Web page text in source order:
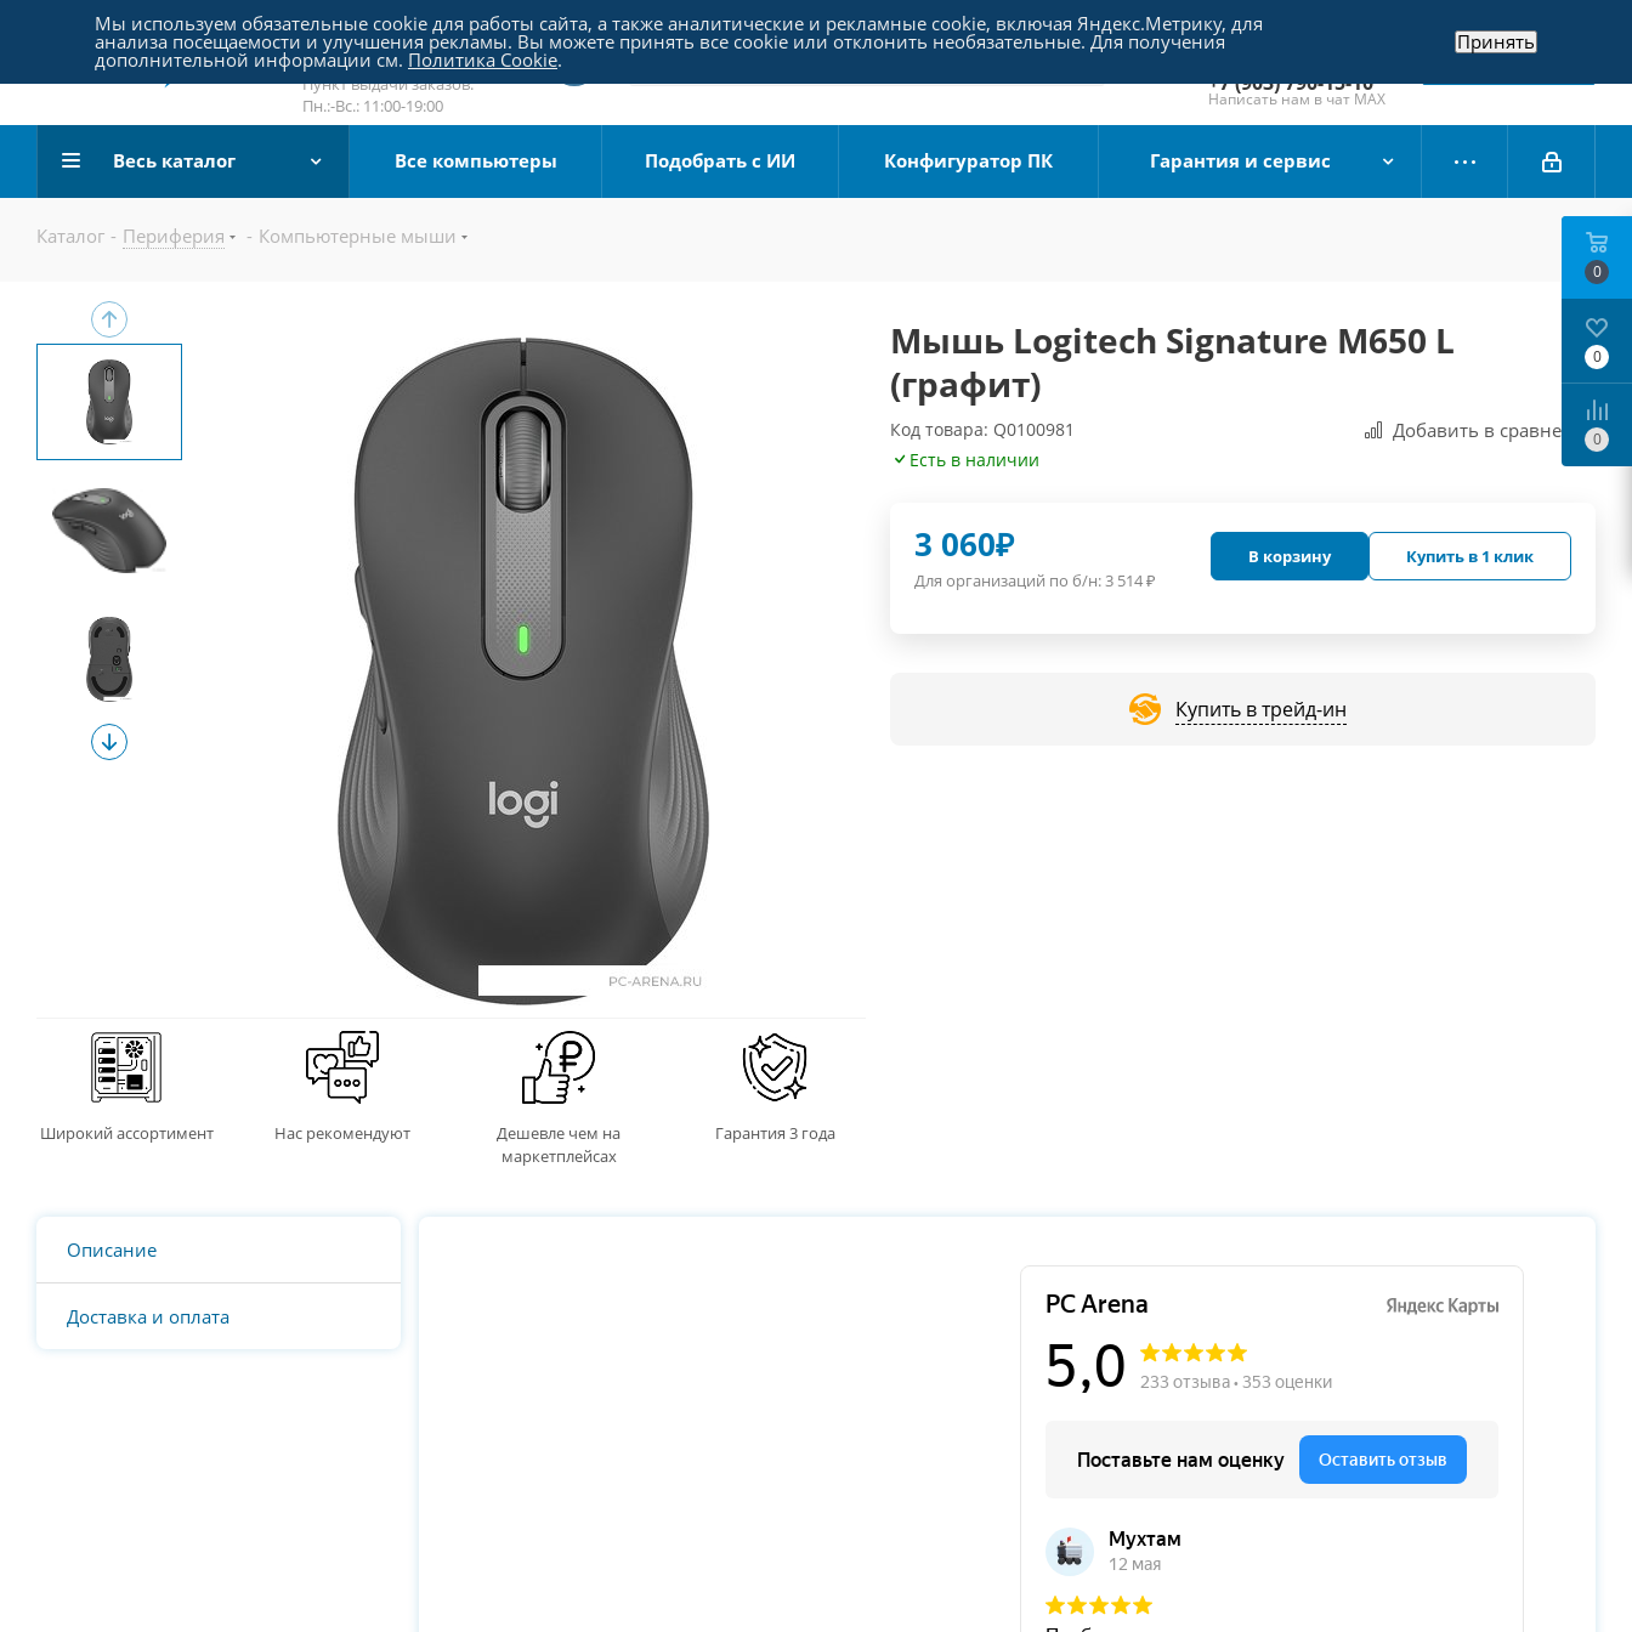
Пятницкое шоссе 18, пав. 267
email:sale@pc-arena.ru
Пн.:-Вс.: 10:00-20:00
Пункт выдачи заказов:
Пн.:-Вс.: 11:00-19:00
+7 (495) 790-15-10
Отдел продаж
+7 (903) 790-15-10
Написать нам в чат MAX
Заказать звонок
Весь каталог Все компьютеры Подобрать с ИИ Конфигуратор ПК Гарантия и сервис
Каталог - Периферия - Компьютерные мыши
Широкий ассортимент Нас рекомендуют
Дешевле чем на
маркетплейсах
Гарантия 3 года
Мышь Logitech Signature M650 L
(графит)
Код товара: Q0100981 Добавить в сравнения
Есть в наличии
3 060₽
Для организаций по б/н:3 514₽
В корзину Купить в 1 клик
Купить в трейд-ин
Описание
Доставка и оплата
0
0
0
Мы используем обязательные cookie для работы сайта, а также аналитические и рекламные cookie, включая Яндекс.Метрику, для
анализа посещаемости и улучшения рекламы. Вы можете принять все cookie или отклонить необязательные. Для получения
дополнительной информации см. Политика Cookie.
Принять